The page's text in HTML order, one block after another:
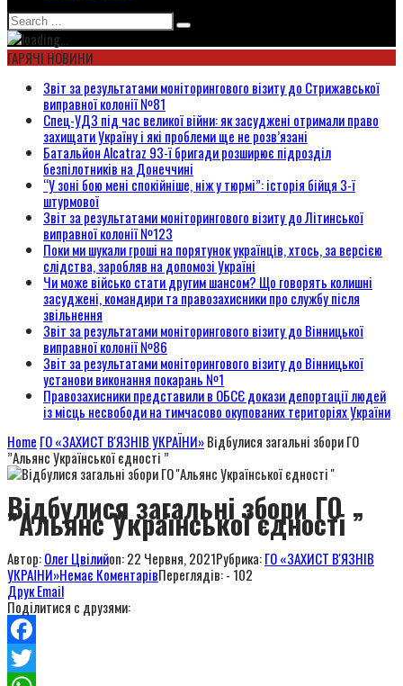
ГАРЯЧІ НОВИНИ
Звіт за результатами моніторингового візиту до Стрижавської
виправної колонії №81
Спец-УДЗ під час великої війни: як засуджені отримали право
захищати Україну і які проблеми ще не розв’язані
Батальйон Alcatraz 93-ї бригади розширює підрозділ
безпілотників на Донеччині
“У зоні бою мені спокійніше, ніж у тюрмі”: історія бійця 3-ї
штурмової
Звіт за результатами моніторингового візиту до Літинської
виправної колонії №123
Поки ми шукали гроші на порятунок українців, хтось, за версією
слідства, заробляв на допомозі Україні
Чи може військо стати другим шансом? Що говорять колишні
засуджені, командири та правозахисники про службу після
звільнення
Звіт за результатами моніторингового візиту до Вінницької
виправної колонії №86
Звіт за результатами моніторингового візиту до Вінницької
установи виконання покарань №1
Правозахисники представили в ОБСЄ докази депортації людей
із місць несвободи на тимчасово окупованих територіях України
Home ГО «ЗАХИСТ В'ЯЗНІВ УКРАЇНИ»Відбулися загальні збори ГО
”Альянс Української єдності ”
Відбулися загальні збори ГО
”Альянс Української єдності ”
Автор:Олег Цвілийon:22 Червня, 2021Рубрика:ГО «ЗАХИСТ В'ЯЗНІВ
УКРАЇНИ»Немає КоментарівПереглядів: - 102
ДрукEmail
Поділитися с друзями:
Facebook